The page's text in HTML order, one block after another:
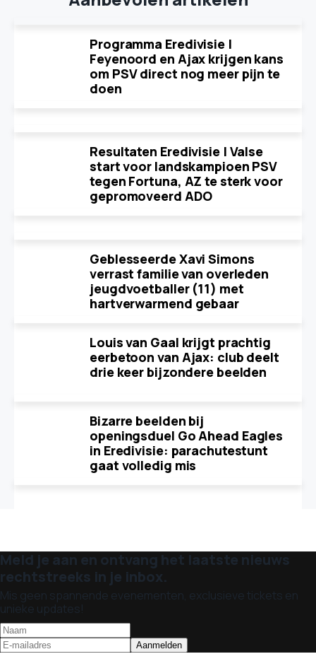
Programma Eredivisie |
Feyenoord en Ajax krijgen kans
om PSV direct nog meer pijn te
doen
Resultaten Eredivisie | Valse
start voor landskampioen PSV
tegen Fortuna, AZ te sterk voor
gepromoveerd ADO
Geblesseerde Xavi Simons
verrast familie van overleden
jeugdvoetballer (11) met
hartverwarmend gebaar
Louis van Gaal krijgt prachtig
eerbetoon van Ajax: club deelt
drie keer bijzondere beelden
Bizarre beelden bij
openingsduel Go Ahead Eagles
in Eredivisie: parachutestunt
gaat volledig mis
Meld je aan en ontvang het laatste nieuws
rechtstreeks in je inbox.
Mis geen spannende evenementen, exclusieve tickets en
unieke updates!